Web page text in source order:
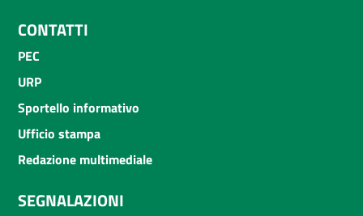
CONTATTI
PEC
URP
Sportello informativo
Ufficio stampa
Redazione multimediale
SEGNALAZIONI